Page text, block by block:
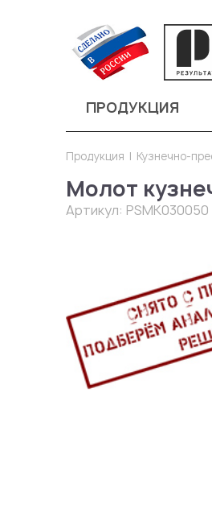
ПРОДУКЦИЯ
Продукция Кузнечно-
Молот
Артикул: PSMK030050